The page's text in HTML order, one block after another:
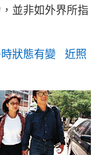
並非如外界所指
時狀態有變 近照